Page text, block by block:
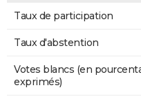
Taux de participation
Taux d'abstention
Votes blancs (en
exprimés)